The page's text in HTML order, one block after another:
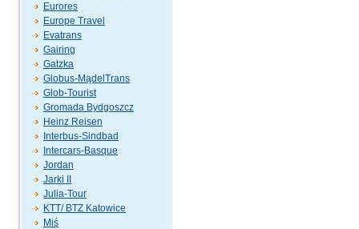
Eurores
Europe Travel
Evatrans
Gairing
Gatzka
Globus-MądelTrans
Glob-Tourist
Gromada Bydgoszcz
Heinz Reisen
Interbus-Sindbad
Intercars-Basque
Jordan
Jarki II
Julia-Tour
KTT/ BTZ Katowice
Miś